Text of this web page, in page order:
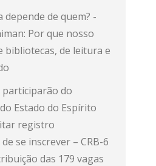
de quem? -
Por que nosso
bibliotecas, de leitura e
do
Estado do Espírito
registro
se inscrever – CRB-6
das 179 vagas